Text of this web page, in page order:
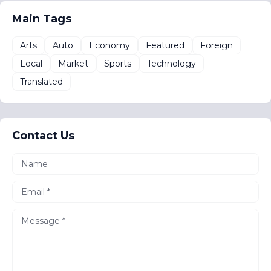
Main Tags
Arts Auto Economy Featured
Foreign
Local
Market Sports
Technology
Translated
Contact Us